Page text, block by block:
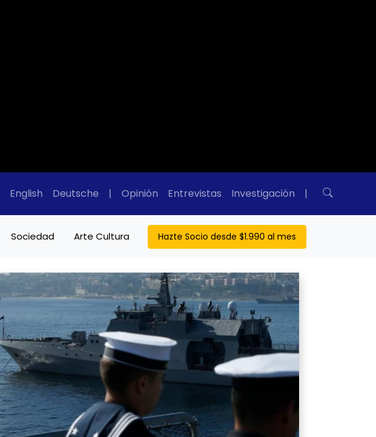
English Deutsche | Opinión Entrevistas Investigación |
Sociedad Arte Cultura Hazte Socio desde $1.990 al mes